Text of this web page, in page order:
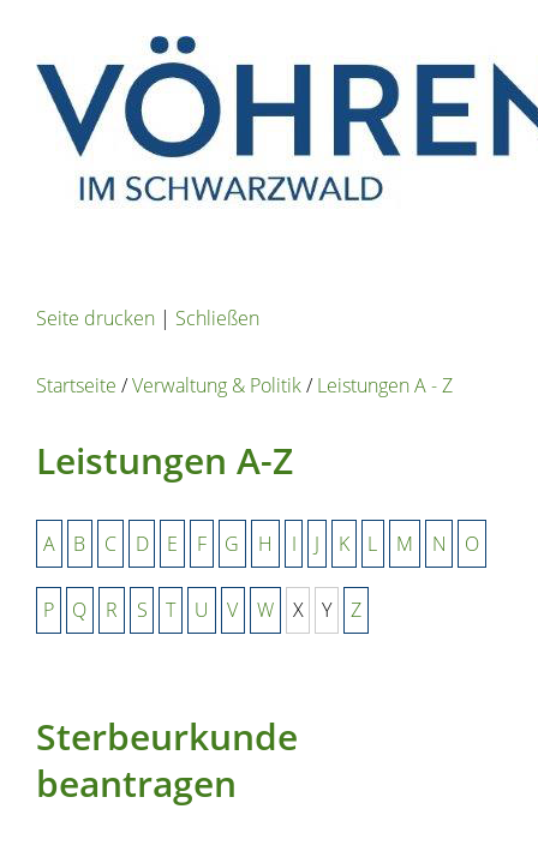
Seite drucken | Schließen
Startseite /Verwaltung & Politik/Leistungen A - Z
Leistungen A-Z
A B C D E F G H I J K L M N O
P Q R S T U V W X Y Z
Sterbeurkunde
beantragen